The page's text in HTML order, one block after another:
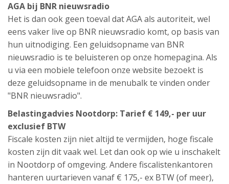
AGA bij BNR nieuwsradio
Het is dan ook geen toeval dat AGA als autoriteit, wel
eens vaker live op BNR nieuwsradio komt, op basis van
hun uitnodiging. Een geluidsopname van BNR
nieuwsradio is te beluisteren op onze homepagina. Als
u via een mobiele telefoon onze website bezoekt is
deze geluidsopname in de menubalk te vinden onder
"BNR nieuwsradio".
Belastingadvies Nootdorp: Tarief € 149,- per uur
exclusief BTW
Fiscale kosten zijn niet altijd te vermijden, hoge fiscale
kosten zijn dit vaak wel. Let dan ook op wie u inschakelt
in Nootdorp of omgeving. Andere fiscalistenkantoren
hanteren uurtarieven vanaf € 175,- ex BTW (of meer),